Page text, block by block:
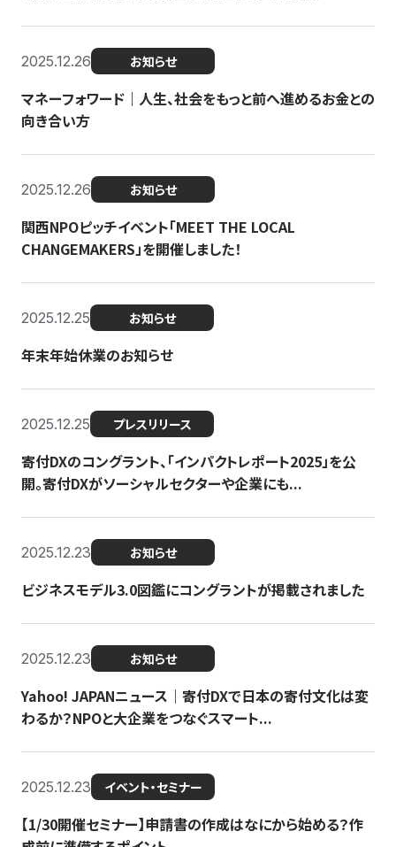
2025.12.26 お知らせ
マネーフォワード｜人生、社会をもっと前へ進めるお金との
向き合い方
2025.12.26 お知らせ
関西NPOピッチイベント「MEET THE LOCAL
CHANGEMAKERS」を開催しました！
2025.12.25 お知らせ
年末年始休業のお知らせ
2025.12.25 プレスリリース
寄付DXのコングラント、「インパクトレポート2025」を公
開。寄付DXがソーシャルセクターや企業にも...
2025.12.23 お知らせ
ビジネスモデル3.0図鑑にコングラントが掲載されました
2025.12.23 お知らせ
Yahoo! JAPANニュース｜寄付DXで日本の寄付文化は変
わるか？NPOと大企業をつなぐスマート...
2025.12.23 イベント・セミナー
【1/30開催セミナー】申請書の作成はなにから始める？作